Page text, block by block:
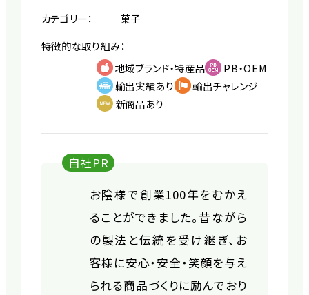
カテゴリー：
菓子
特徴的な取り組み：
地域ブランド・特産品
PB・OEM
輸出実績あり
輸出チャレンジ
新商品あり
自社PR
お陰様で創業100年をむかえ
ることができました。昔ながら
の製法と伝統を受け継ぎ、お
客様に安心・安全・笑顔を与え
られる商品づくりに励んでおり